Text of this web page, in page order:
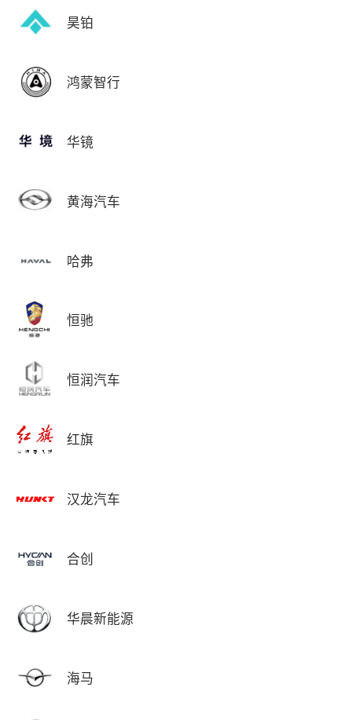
昊铂
鸿蒙智行
华镜
黄海汽车
哈弗
恒驰
恒润汽车
红旗
汉龙汽车
合创
华晨新能源
海马